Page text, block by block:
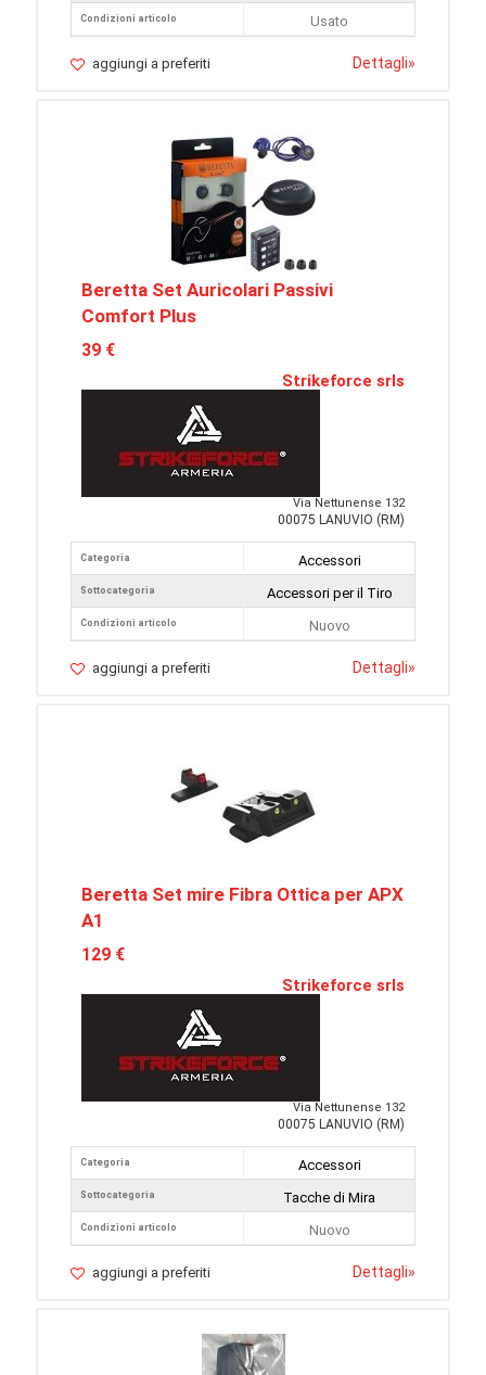
Condizioni articolo Usato
aggiungi a preferiti Dettagli»
Beretta Set Auricolari Passivi
Comfort Plus
39 €
Strikeforce srls
Via Nettunense 132
00075 LANUVIO (RM)
Categoria
Sottocategoria
Condizioni articolo
Accessori
Accessori per il Tiro
Nuovo
aggiungi a preferiti Dettagli»
Beretta Set mire Fibra Ottica per APX
A1
129 €
Strikeforce srls
Via Nettunense 132
00075 LANUVIO (RM)
Categoria
Sottocategoria
Condizioni articolo
Accessori
Tacche di Mira
Nuovo
aggiungi a preferiti Dettagli»